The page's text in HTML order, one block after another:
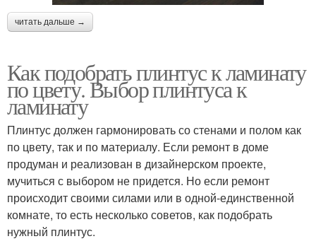
читать дальше →
Как подобрать плинтус к ламинату
по цвету. Выбор плинтуса к
ламинату
Плинтус должен гармонировать со стенами и полом как
по цвету, так и по материалу. Если ремонт в доме
продуман и реализован в дизайнерском проекте,
мучиться с выбором не придется. Но если ремонт
происходит своими силами или в одной-единственной
комнате, то есть несколько советов, как подобрать
нужный плинтус.